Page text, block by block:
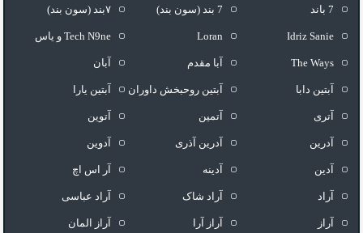
7 باند 7 بند (سون بند) ۷بند (سون بند)
Idriz Sanie
Loran Tech N9ne و یاس
The Ways آبا مقدم آبان
آبتین دابا آبتین روحبخش داوران آبتین یارا
آتری آتمین آتوین
آدرین آدرین آذری آدوین
آدین آدینه آر اس اچ
آراد آراد شاک آراد عباسی
آراز آراز آرا آراز المان